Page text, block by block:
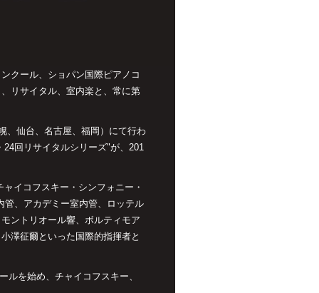
クール、ショパン国際ピアノコ
リサイタル、室内楽と、常に第
、仙台、名古屋、福岡）にて行わ
回リサイタルシリーズ"が、201
イコフスキー・シンフォニー・
管、アカデミー室内管、ロッテル
ントリオール響、ボルティモア
澤征爾といった国際的指揮者と
ルを始め、チャイコフスキー、